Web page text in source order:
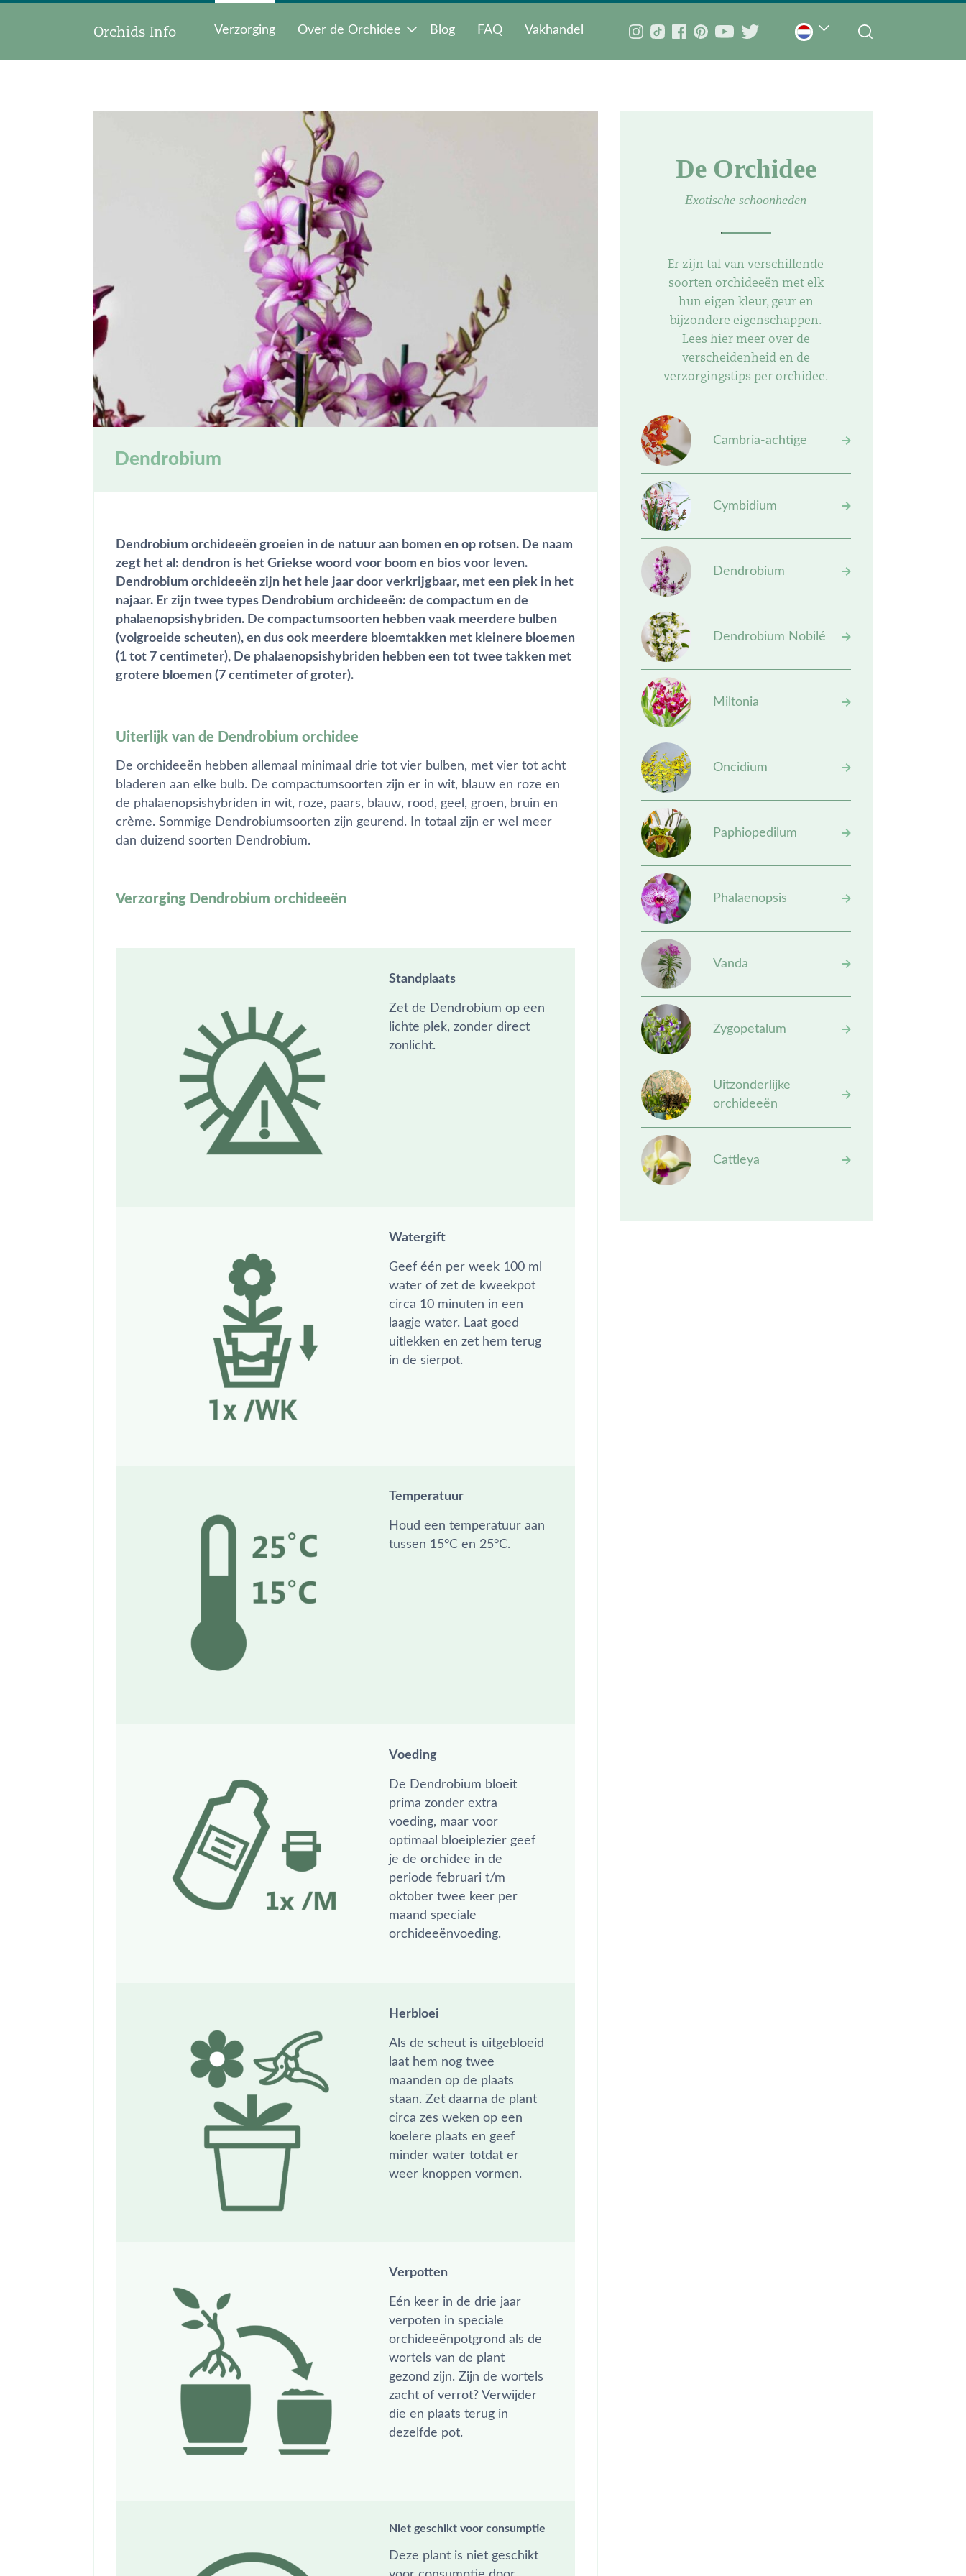
Orchids Info Verzorging Over de Orchidee Blog FAQ Vakhandel
Dendrobium
Dendrobium orchideeën groeien in de natuur aan bomen en op rotsen. De naam
zegt het al: dendron is het Griekse woord voor boom en bios voor leven.
Dendrobium orchideeën zijn het hele jaar door verkrijgbaar, met een piek in het
najaar. Er zijn twee types Dendrobium orchideeën: de compactum en de
phalaenopsishybriden. De compactumsoorten hebben vaak meerdere bulben
(volgroeide scheuten), en dus ook meerdere bloemtakken met kleinere bloemen
(1 tot 7 centimeter), De phalaenopsishybriden hebben een tot twee takken met
grotere bloemen (7 centimeter of groter).
Uiterlijk van de Dendrobium orchidee
De orchideeën hebben allemaal minimaal drie tot vier bulben, met vier tot acht
bladeren aan elke bulb. De compactumsoorten zijn er in wit, blauw en roze en
de phalaenopsishybriden in wit, roze, paars, blauw, rood, geel, groen, bruin en
crème. Sommige Dendrobiumsoorten zijn geurend. In totaal zijn er wel meer
dan duizend soorten Dendrobium.
Verzorging Dendrobium orchideeën
Standplaats
Zet de Dendrobium op een
lichte plek, zonder direct
zonlicht.
Watergift
Geef één per week 100 ml
water of zet de kweekpot
circa 10 minuten in een
laagje water. Laat goed
uitlekken en zet hem terug
in de sierpot.
Temperatuur
Houd een temperatuur aan
tussen 15°C en 25°C.
Voeding
De Dendrobium bloeit
prima zonder extra
voeding, maar voor
optimaal bloeiplezier geef
je de orchidee in de
periode februari t/m
oktober twee keer per
maand speciale
orchideeënvoeding.
Herbloei
Als de scheut is uitgebloeid
laat hem nog twee
maanden op de plaats
staan. Zet daarna de plant
circa zes weken op een
koelere plaats en geef
minder water totdat er
weer knoppen vormen.
Verpotten
Eén keer in de drie jaar
verpoten in speciale
orchideeënpotgrond als de
wortels van de plant
gezond zijn. Zijn de wortels
zacht of verrot? Verwijder
die en plaats terug in
dezelfde pot.
Niet geschikt voor consumptie
Deze plant is niet geschikt
De Orchidee
Exotische schoonheden
Er zijn tal van verschillende
soorten orchideeën met elk
hun eigen kleur, geur en
bijzondere eigenschappen.
Lees hier meer over de
verscheidenheid en de
verzorgingstips per orchidee.
Cambria-achtige
Cymbidium
Dendrobium
Dendrobium Nobilé
Miltonia
Oncidium
Paphiopedilum
Phalaenopsis
Vanda
Zygopetalum
Uitzonderlijke
orchideeën
Cattleya